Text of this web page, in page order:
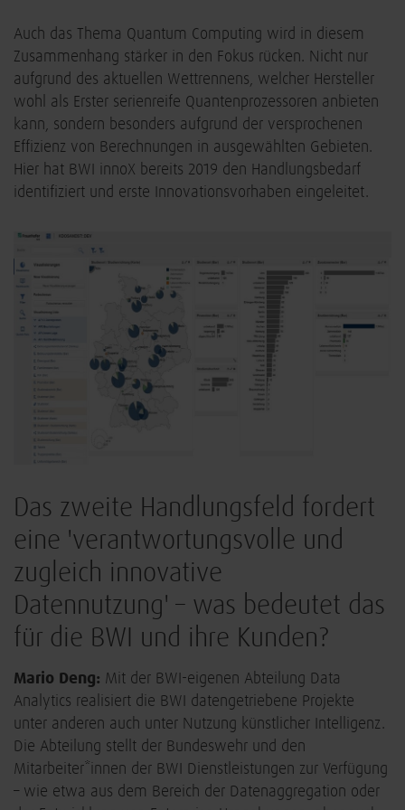
Auch das Thema Quantum Computing wird in diesem
Zusammenhang stärker in den Fokus rücken. Nicht nur
aufgrund des aktuellen Wettrennens, welcher Hersteller
wohl als Erster serienreife Quantenprozessoren anbieten
kann, sondern besonders aufgrund der versprochenen
Effizienz von Berechnungen in ausgewählten Gebieten.
Hier hat BWI innoX bereits 2019 den Handlungsbedarf
identifiziert und erste Innovationsvorhaben eingeleitet.
Das zweite Handlungsfeld fordert
eine 'verantwortungsvolle und
zugleich innovative
Datennutzung' – was bedeutet das
für die BWI und ihre Kunden?
Mario Deng: Mit der BWI-eigenen Abteilung Data
Analytics realisiert die BWI datengetriebene Projekte
unter anderen auch unter Nutzung künstlicher Intelligenz.
Die Abteilung stellt der Bundeswehr und den
Mitarbeiter*innen der BWI Dienstleistungen zur Verfügung
– wie etwa aus dem Bereich der Datenaggregation oder